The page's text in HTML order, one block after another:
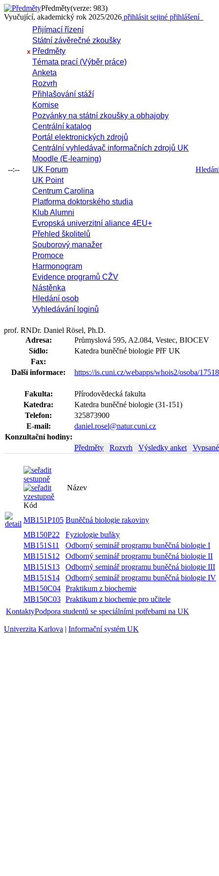
Předměty(verze: 983)
Vyučující, akademický rok 2025/2026 přihlásit sejiné přihlášení
--:--
Přijímací řízení
Státní závěrečné zkoušky
x Předměty
Témata prací (Výběr práce)
Anketa
Rozvrh
Přihlašování stáží
Komise
Pozvánky na státní zkoušky a obhajoby
Centrální katalog
Portál elektronických zdrojů
Centrální vyhledávač informačních zdrojů UK
Moodle (E-learning)
UK Forum
UK Point
Centrum Carolina
Platforma doktorského studia
Klub Alumni
Evropská univerzitní aliance 4EU+
Přehled školitelů
Souborový manažer
Promoce
Harmonogram
Evidence programů CŽV
Nástěnka
Hledání osob
Vyhledávání loginů
prof. RNDr. Daniel Rösel, Ph.D.
Adresa:
Průmyslová 595, A2.084, Vestec, BIOCEV
Sídlo:
Katedra buněčné biologie PřF UK
Fax:
Další informace:
https://is.cuni.cz/webapps/whois2/osoba/
Fakulta:
Přírodovědecká fakulta
Katedra:
Katedra buněčné biologie (31-151)
Telefon:
325873900
E-mail:
daniel.rosel@natur.cuni.cz
Konzultační hodiny:
Předměty
Rozvrh Výsledky anket
Kód
MB151P105 Buněčná biologie rakoviny
MB150P22 Fyziologie buňky
MB151S11
Odborný seminář programu buněčná
biologie I
zimní
MB151S12
Odborný seminář programu buněčná
biologie II
letní
MB151S13
Odborný seminář programu buněčná
biologie III
MB151S14
Odborný seminář programu buněčná